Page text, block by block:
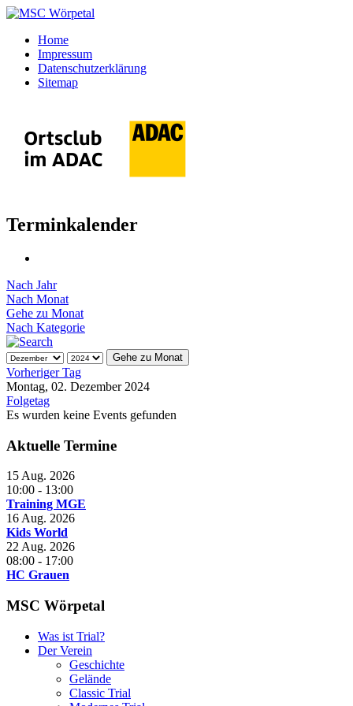
Home
Impressum
Datenschutzerklärung
Sitemap
Terminkalender
Nach Jahr
Nach Monat
Gehe zu Monat
Nach Kategorie
Gehe zu Monat
Vorheriger Tag
Montag, 02. Dezember 2024
Folgetag
Es wurden keine Events gefunden
Aktuelle Termine
15 Aug. 2026
10:00 - 13:00
Training MGE
16 Aug. 2026
Kids World
22 Aug. 2026
08:00 - 17:00
HC Grauen
MSC Wörpetal
Was ist Trial?
Der Verein
Geschichte
Gelände
Classic Trial